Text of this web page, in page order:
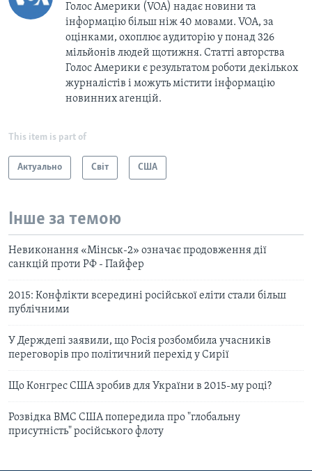
Голос Америки (VOA) надає новини та
інформацію більш ніж 40 мовами. VOA, за
оцінками, охоплює аудиторію у понад 326
мільйонів людей щотижня. Статті авторства
Голос Америки є результатом роботи декількох
журналістів і можуть містити інформацію
новинних агенцій.
This item is part of
Актуально Світ США
Інше за темою
Невиконання «Мінськ-2» означає продовження дії
санкцій проти РФ - Пайфер
2015: Конфлікти всередині російської еліти стали більш
публічними
У Держдепі заявили, що Росія розбомбила учасників
переговорів про політичний перехід у Сирії
Що Конгрес США зробив для України в 2015-му році?
Розвідка ВМС США попередила про "глобальну
присутність" російського флоту